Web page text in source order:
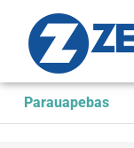
Parauapebas